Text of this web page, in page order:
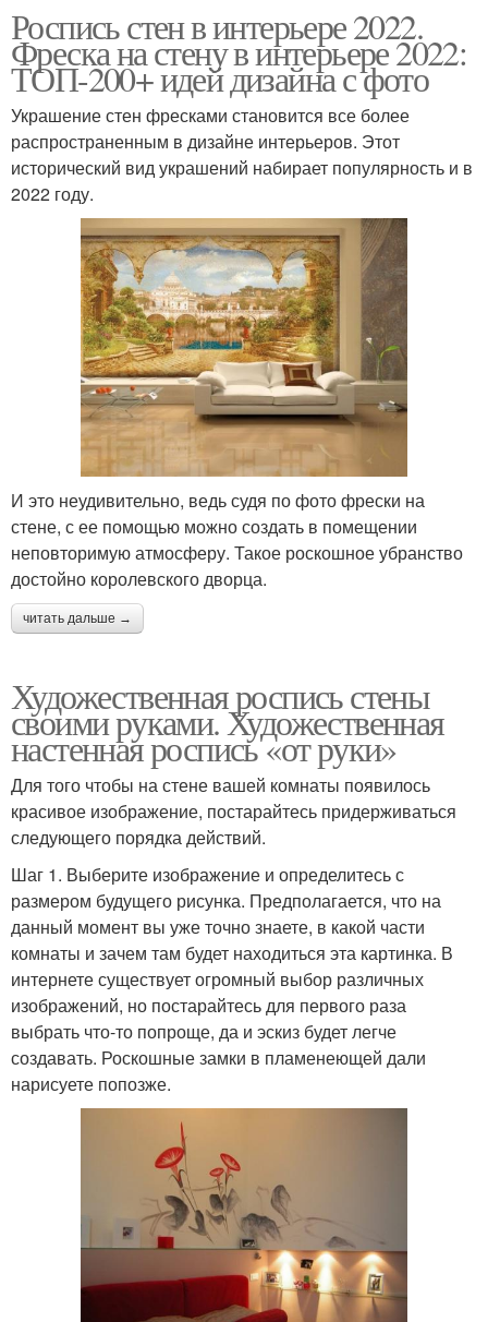
Роспись стен в интерьере 2022.
Фреска на стену в интерьере 2022:
ТОП-200+ идей дизайна с фото
Украшение стен фресками становится все более
распространенным в дизайне интерьеров. Этот
исторический вид украшений набирает популярность и в
2022 году.
И это неудивительно, ведь судя по фото фрески на
стене, с ее помощью можно создать в помещении
неповторимую атмосферу. Такое роскошное убранство
достойно королевского дворца.
читать дальше →
Художественная роспись стены
своими руками. Художественная
настенная роспись «от руки»
Для того чтобы на стене вашей комнаты появилось
красивое изображение, постарайтесь придерживаться
следующего порядка действий.
Шаг 1. Выберите изображение и определитесь с
размером будущего рисунка. Предполагается, что на
данный момент вы уже точно знаете, в какой части
комнаты и зачем там будет находиться эта картинка. В
интернете существует огромный выбор различных
изображений, но постарайтесь для первого раза
выбрать что-то попроще, да и эскиз будет легче
создавать. Роскошные замки в пламенеющей дали
нарисуете попозже.